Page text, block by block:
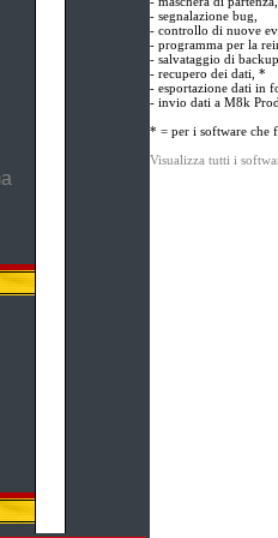
- segnalazione bug,
- controllo di nuove
- programma per la
- salvataggio di
- recupero dei dati, *
- esportazione dati in
- invio dati a M8k
* = per i software che
Visualizza tutti i